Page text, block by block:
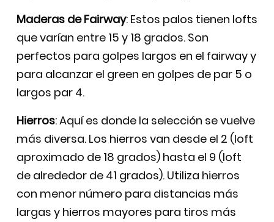
Maderas de Fairway: Estos palos tienen lofts
que varían entre 15 y 18 grados. Son
perfectos para golpes largos en el fairway y
para alcanzar el green en golpes de par 5 o
largos par 4.
Hierros: Aquí es donde la selección se vuelve
más diversa. Los hierros van desde el 2 (loft
aproximado de 18 grados) hasta el 9 (loft
de alrededor de 41 grados). Utiliza hierros
con menor número para distancias más
largas y hierros mayores para tiros más